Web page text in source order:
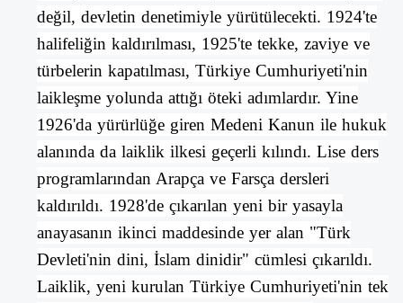
değil, devletin denetimiyle yürütülecekti. 1924'te
halifeliğin kaldırılması, 1925'te tekke, zaviye ve
türbelerin kapatılması, Türkiye Cumhuriyeti'nin
laikleşme yolunda attığı öteki adımlardır. Yine
1926'da yürürlüğe giren Medeni Kanun ile hukuk
alanında da laiklik ilkesi geçerli kılındı. Liseders
programlarından Arapçave Farsçadersleri
kaldırıldı. 1928'de çıkarılan yeni bir yasayla
anayasanın ikinci maddesinde yer alan "Türk
Devleti'nin dini, İslam dinidir" cümlesi çıkarıldı.
Laiklik, yeni kurulan Türkiye Cumhuriyeti'nin tek